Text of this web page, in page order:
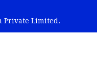
Private Limited.